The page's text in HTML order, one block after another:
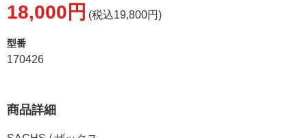
18,000円 (税込19,800円)
型番
170426
商品詳細